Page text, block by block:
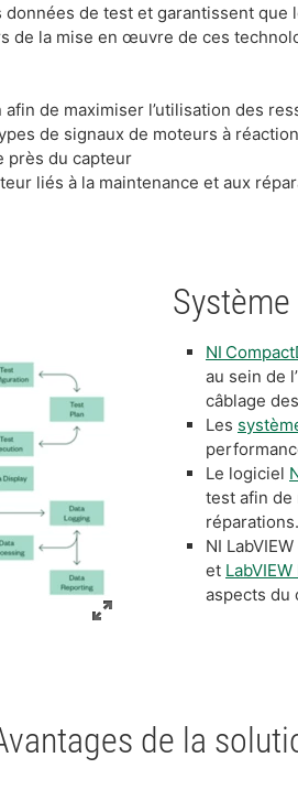
de test et garantissent
de la mise en œuvre de ces
de maximiser l’utilisation des
de signaux de moteurs à réaction
près du capteur
liés à la maintenance et aux
NI
au sein de
câblage
Les
Le logiciel
test afin de
réparations.
NI
et
aspects du
de la